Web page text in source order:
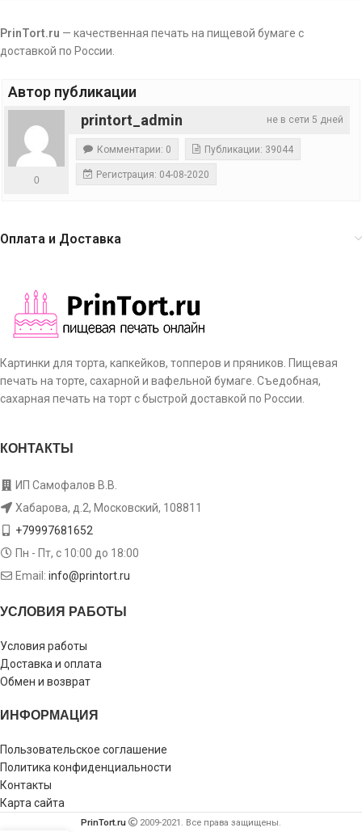
PrinTort.ru — качественная печать на пищевой бумаге с
доставкой по России.
Автор публикации
не в сети 5 дней
printort_admin
0
Комментарии: 0 Публикации: 39044
Регистрация: 04-08-2020
Оплата и Доставка
Картинки для торта, капкейков, топперов и пряников. Пищевая
печать на торте, сахарной и вафельной бумаге. Съедобная,
сахарная печать на торт с быстрой доставкой по России.
КОНТАКТЫ
ИП Самофалов В.В.
Хабарова, д.2, Московский, 108811
+79997681652
Пн - Пт, с 10:00 до 18:00
Email: info@printort.ru
УСЛОВИЯ РАБОТЫ
Условия работы
Доставка и оплата
Обмен и возврат
ИНФОРМАЦИЯ
Пользовательское соглашение
Политика конфиденциальности
Контакты
Карта сайта
PrinTort.ru 2009-2021. Все права защищены.